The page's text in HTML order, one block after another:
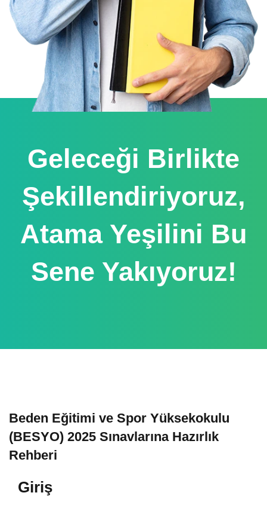
Geleceği Birlikte
Şekillendiriyoruz,
Atama Yeşilini Bu
Sene Yakıyoruz!
Beden Eğitimi ve Spor Yüksekokulu
(BESYO) 2025 Sınavlarına Hazırlık
Rehberi
Giriş